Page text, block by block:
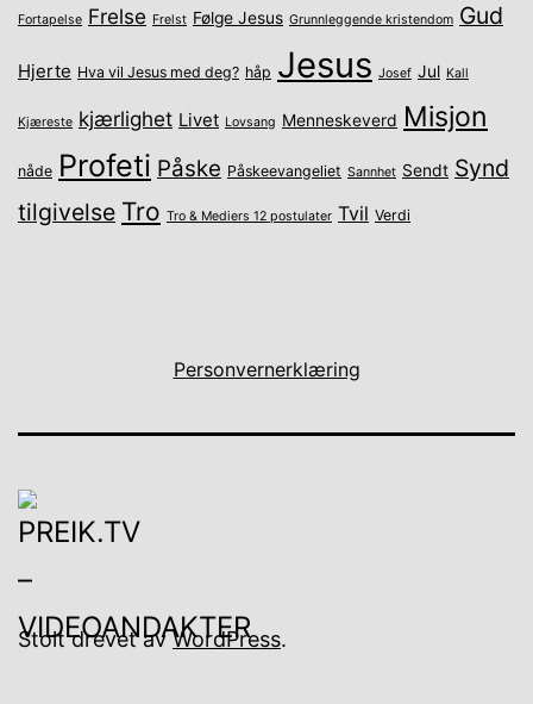
Fortapelse Frelse Frelst Følge Jesus Grunnleggende kristendom Gud
Hjerte Hva vil Jesus med deg? håp Jesus Josef Jul Kall
Kjæreste kjærlighet Livet Lovsang Menneskeverd Misjon
nåde Profeti Påske Påskeevangeliet Sannhet Sendt Synd
tilgivelse Tro Tro & Mediers 12 postulater Tvil Verdi
Personvernerklæring
Stolt drevet avWordPress.